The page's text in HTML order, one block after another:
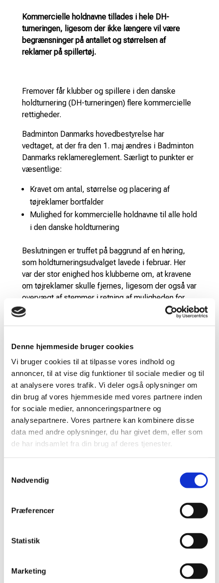
Denne hjemmeside bruger cookies
Vi bruger cookies til at tilpasse vores indhold og
annoncer, til at vise dig funktioner til sociale medier og til
at analysere vores trafik. Vi deler også oplysninger om
din brug af vores hjemmeside med vores partnere inden
for sociale medier, annonceringspartnere og
analysepartnere. Vores partnere kan kombinere disse
data med andre oplysninger, du har givet dem, eller som
de har indsamlet fra din brug af deres tjenester.
Nødvendig
Præferencer
Statistik
Marketing
Kommercielle holdnavne tillades i hele DH-
turneringen, ligesom der ikke længere vil være
begrænsninger på antallet og størrelsen af
reklamer på spillertøj.
Fremover får klubber og spillere i den danske
holdturnering (DH-turneringen) flere kommercielle
rettigheder.
Badminton Danmarks hovedbestyrelse har
vedtaget, at der fra den 1. maj ændres i Badminton
Danmarks reklamereglement. Særligt to punkter er
væsentlige:
Kravet om antal, størrelse og placering af
tøjreklamer bortfalder
Mulighed for kommercielle holdnavne til alle hold
i den danske holdturnering
Beslutningen er truffet på baggrund af en høring,
som holdturneringsudvalget lavede i februar. Her
var der stor enighed hos klubberne om, at kravene
om tøjreklamer skulle fjernes, ligesom der også var
overvægt af stemmer i retning af muligheden for
kommercielle holdnavne.
Tøjreklamer:
Ændringen træder i kraft i Badminton Danmarks
reklamereglement, og derfor er der tale om
individuelle turneringer og holdturneringer i
Badminton Danmark-regi. Når der spilles BEC- og
BWF-turneringer, skal deres regler følges, ligesom
det også er tilfældet i dag. Læs mere her (indsæt
link til reklamereglementet).
Kommercielle holdnavne:
Alle hold i den danske holdturnering får med
holdnavne kan promoveres af klubberne selv på
alene være klubnavnet, der vises på
BadmintonPlayer. Badminton Danmark kan med
holdturneringer, som hører under Badminton